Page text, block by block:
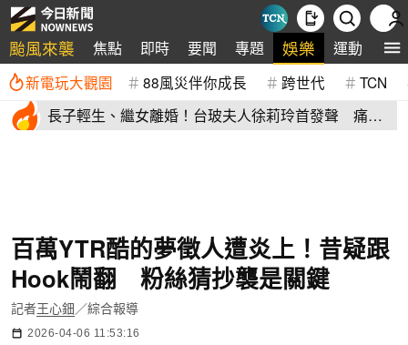
颱風來襲 焦點 即時 要聞 專題 娛樂 運動 全
新電玩大觀園 88風災伴你成長 跨世代 TCN
長子輕生、繼女離婚！台玻夫人徐莉玲首發聲 痛揭
百萬YTR酷的夢徵人遭炎上！昔疑跟
Hook鬧翻 粉絲猜抄襲是關鍵
記者王心鈿 ／綜合報導
2026-04-06 11:53:16